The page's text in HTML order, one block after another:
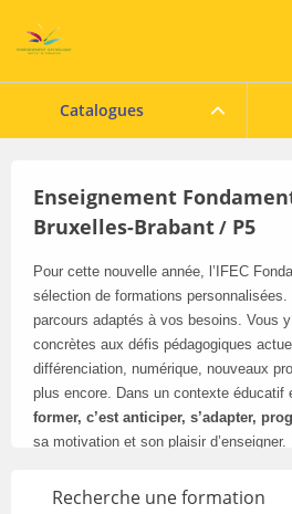
Catalogues
Enseignement
Bruxelles-Brabant/ P5
Pour cette nouvelle année, l’IFEC
sélection de formations
parcours adaptés à vos besoins. Vous
concrètes aux défis pédagogiques
différenciation, numérique, nouveaux
plus encore. Dans un contexte éducatif
former, c’est anticiper, s’adapter,
sa motivation et son plaisir d’enseigner.
évolue tout au long de l’année.